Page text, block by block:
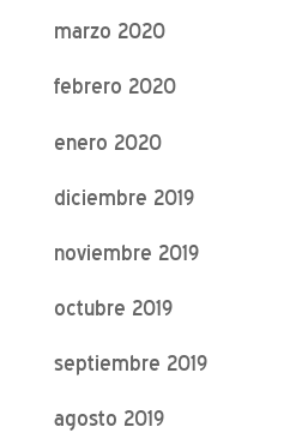
marzo 2020
febrero 2020
enero 2020
diciembre 2019
noviembre 2019
octubre 2019
septiembre 2019
agosto 2019